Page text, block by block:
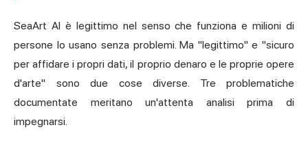
SeaArt AI è legittimo nel senso che funziona e milioni di
persone lo usano senza problemi. Ma "legittimo" e "sicuro
per affidare i propri dati, il proprio denaro e le proprie opere
d'arte" sono due cose diverse. Tre problematiche
documentate meritano un'attenta analisi prima di
impegnarsi.